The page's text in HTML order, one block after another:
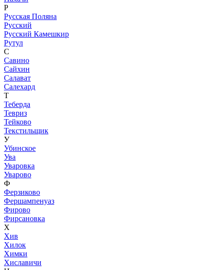
Р
Русская Поляна
Русский
Русский Камешкир
Рутул
С
Савино
Сайхин
Салават
Салехард
Т
Теберда
Тевриз
Тейково
Текстильщик
У
Убинское
Ува
Уваровка
Уварово
Ф
Ферзиково
Фершампенуаз
Фирово
Фирсановка
Х
Хив
Хилок
Химки
Хиславичи